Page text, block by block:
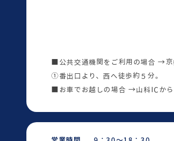
■公共交通機関をご利用の場合 →
①番出口より、西へ徒歩約５分。
■お車でお越しの場合 →山科ICか